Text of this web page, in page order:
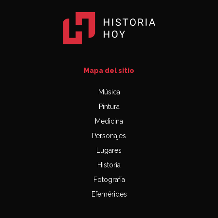
Mapa del sitio
Música
Pintura
Medicina
Personajes
Lugares
Historia
Fotografía
Efemérides